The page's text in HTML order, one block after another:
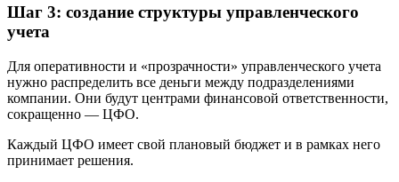
Шаг 3: создание структуры управленческого
учета
Для оперативности и «прозрачности» управленческого учета
нужно распределить все деньги между подразделениями
компании. Они будут центрами финансовой ответственности,
сокращенно — ЦФО.
Каждый ЦФО имеет свой плановый бюджет и в рамках него
принимает решения.